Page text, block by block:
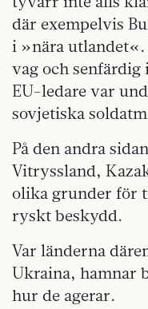
där exempelvis
i »nära
vag och senfärdig
EU-ledare var
sovjetiska
På den andra
Vitryssland,
olika grunder för
ryskt beskydd.
Var länderna
Ukraina, hamnar
hur de agerar.